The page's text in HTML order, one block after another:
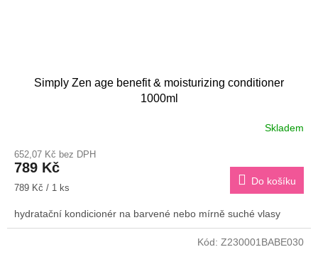
Simply Zen age benefit & moisturizing conditioner
1000ml
Skladem
652,07 Kč bez DPH
789 Kč
Měrná
789 Kč / 1 ks
Do košíku
hydratační kondicionér na barvené nebo mírně suché vlasy
Kód: Z230001BABE030